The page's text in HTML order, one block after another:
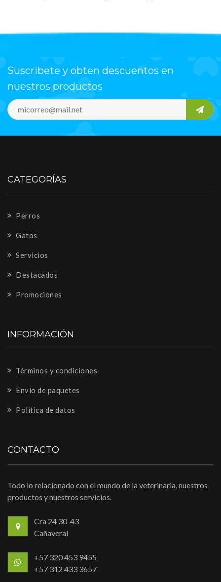
Suscribete y obten descuentos en
nuestros productos
CATEGORÍAS
Perros
Gatos
Servicios
Destacados
Promociones
INFORMACIÓN
Términos y condiciones
Envío de paquetes
Politica de datos
CONTACTO
Todo lo relacionado con el mundo de la veterinaria, nuestros
productos y nuestros servicios.
Cra 24 30-43
Cañaveral
+57 320 453 9455
+57 312 433 3657